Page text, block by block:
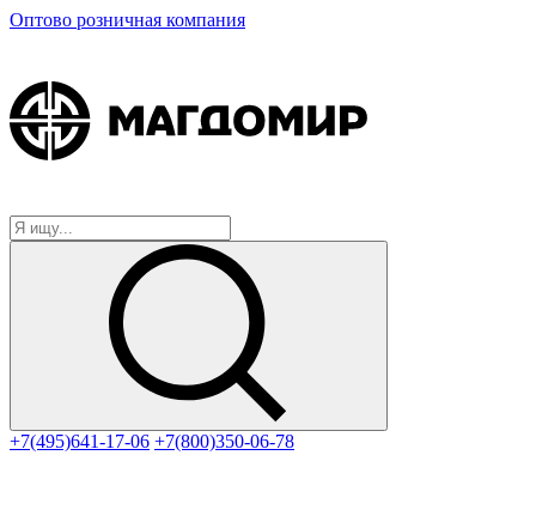
Оптово розничная компания
+7(495)641-17-06 +7(800)350-06-78